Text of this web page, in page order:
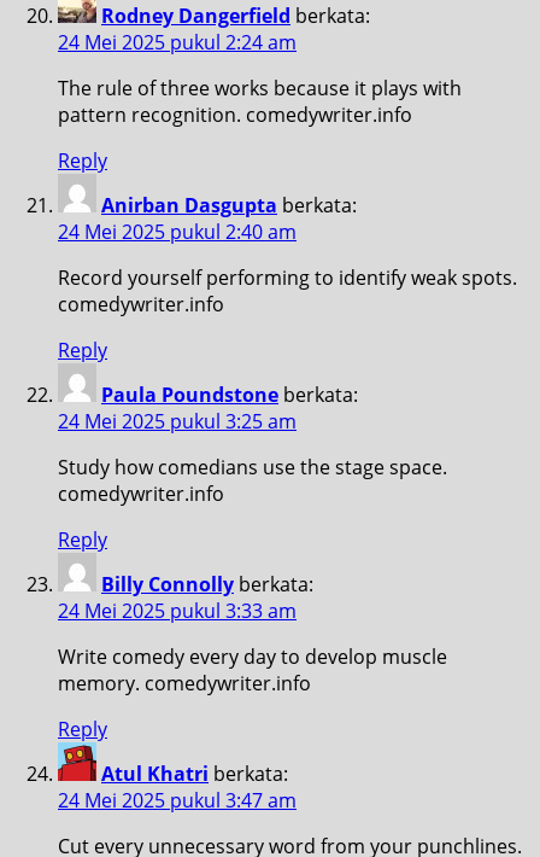
Rodney Dangerfield berkata:
24 Mei 2025 pukul 2:24 am
The rule of three works because it plays with
pattern recognition. comedywriter.info
Reply
Anirban Dasgupta berkata:
24 Mei 2025 pukul 2:40 am
Record yourself performing to identify weak spots.
comedywriter.info
Reply
Paula Poundstone berkata:
24 Mei 2025 pukul 3:25 am
Study how comedians use the stage space.
comedywriter.info
Reply
Billy Connolly berkata:
24 Mei 2025 pukul 3:33 am
Write comedy every day to develop muscle
memory. comedywriter.info
Reply
Atul Khatri berkata:
24 Mei 2025 pukul 3:47 am
Cut every unnecessary word from your punchlines.